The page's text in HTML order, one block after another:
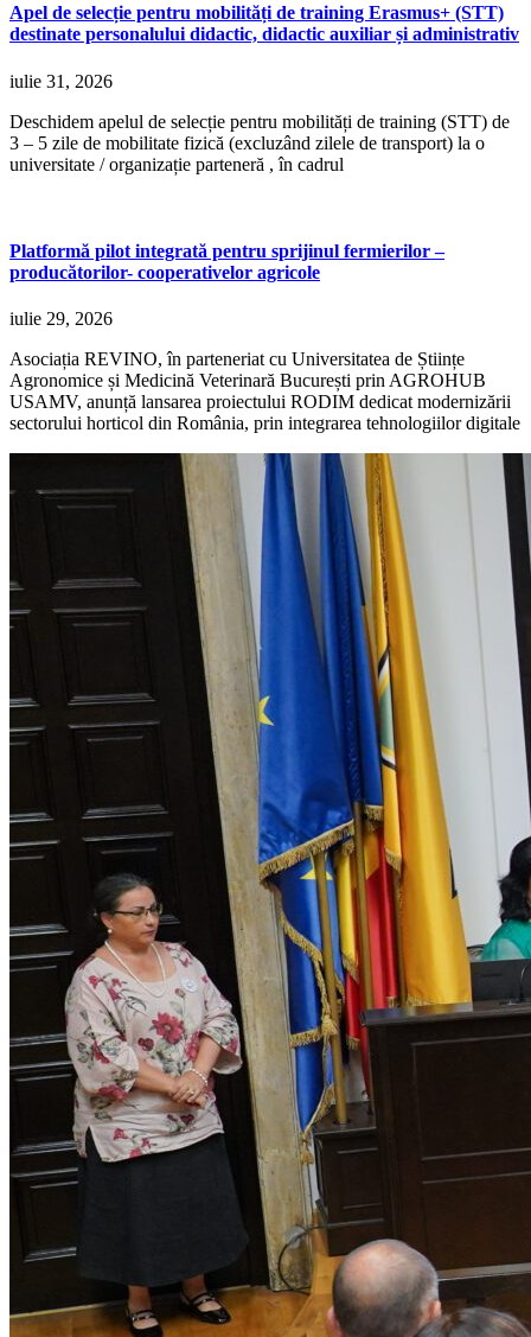
Apel de selecție pentru mobilități de training Erasmus+ (STT)
destinate personalului didactic, didactic auxiliar și administrativ
iulie 31, 2026
Deschidem apelul de selecție pentru mobilități de training (STT) de
3 – 5 zile de mobilitate fizică (excluzând zilele de transport) la o
universitate / organizație parteneră , în cadrul
Platformă pilot integrată pentru sprijinul fermierilor –
producătorilor- cooperativelor agricole
iulie 29, 2026
Asociația REVINO, în parteneriat cu Universitatea de Științe
Agronomice și Medicină Veterinară București prin AGROHUB
USAMV, anunță lansarea proiectului RODIM dedicat modernizării
sectorului horticol din România, prin integrarea tehnologiilor digitale